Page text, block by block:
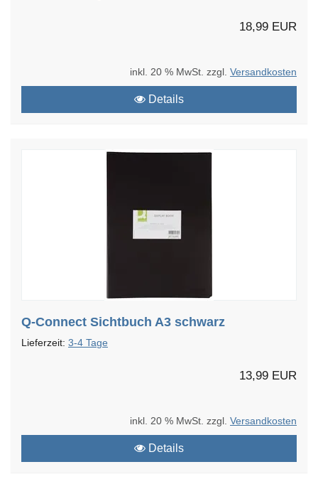
18,99 EUR
inkl. 20 % MwSt. zzgl. Versandkosten
Details
Q-Connect Sichtbuch A3 schwarz
Lieferzeit: 3-4 Tage
13,99 EUR
inkl. 20 % MwSt. zzgl. Versandkosten
Details